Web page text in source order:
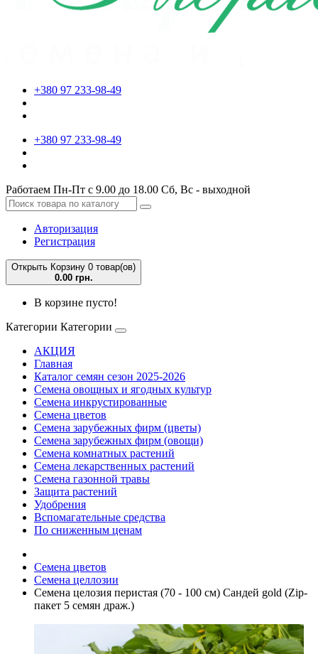
+380 97 233-98-49
+380 97 233-98-49
Работаем Пн-Пт с 9.00 до 18.00 Сб, Вс - выходной
Авторизация
Регистрация
Открыть Корзину 0 товар(ов)
0.00 грн.
В корзине пусто!
Категории Категории
АКЦИЯ
Главная
Каталог семян сезон 2025-2026
Семена овощных и ягодных культур
Семена инкрустированные
Семена цветов
Семена зарубежных фирм (цветы)
Семена зарубежных фирм (овощи)
Семена комнатных растений
Семена лекарственных растений
Семена газонной травы
Защита растений
Удобрения
Вспомагательные средства
По сниженным ценам
Семена цветов
Семена целлозии
Семена целозия перистая (70 - 100 см) Сандей gold (Zip-
пакет 5 семян драж.)